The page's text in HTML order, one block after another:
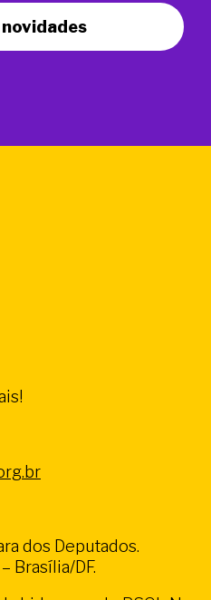
dos Deputados.
Brasília/DF.